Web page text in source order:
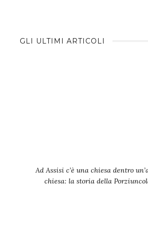
GLI ULTIMI ARTICOLI
Ad Assisi c’è una chiesa dentro
chiesa: la storia della